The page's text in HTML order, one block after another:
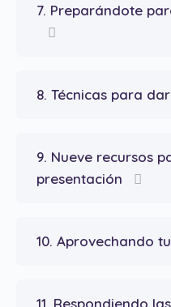
7. Preparándote
8. Técnicas para
9. Nueve recursos
presentación
10. Aprovechando
11. Respondiendo